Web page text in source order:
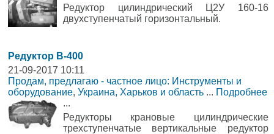
Редуктор цилиндрический Ц2У 160-16
двухступенчатый горизонтальный.
Редуктор В-400
21-09-2017 10:11
Продам, предлагаю - частное лицо: Инструменты и
оборудование, Украина, Харьков и область ... Подробнее
...
Редукторы крановые цилиндрические
трехступенчатые вертикальные редуктор